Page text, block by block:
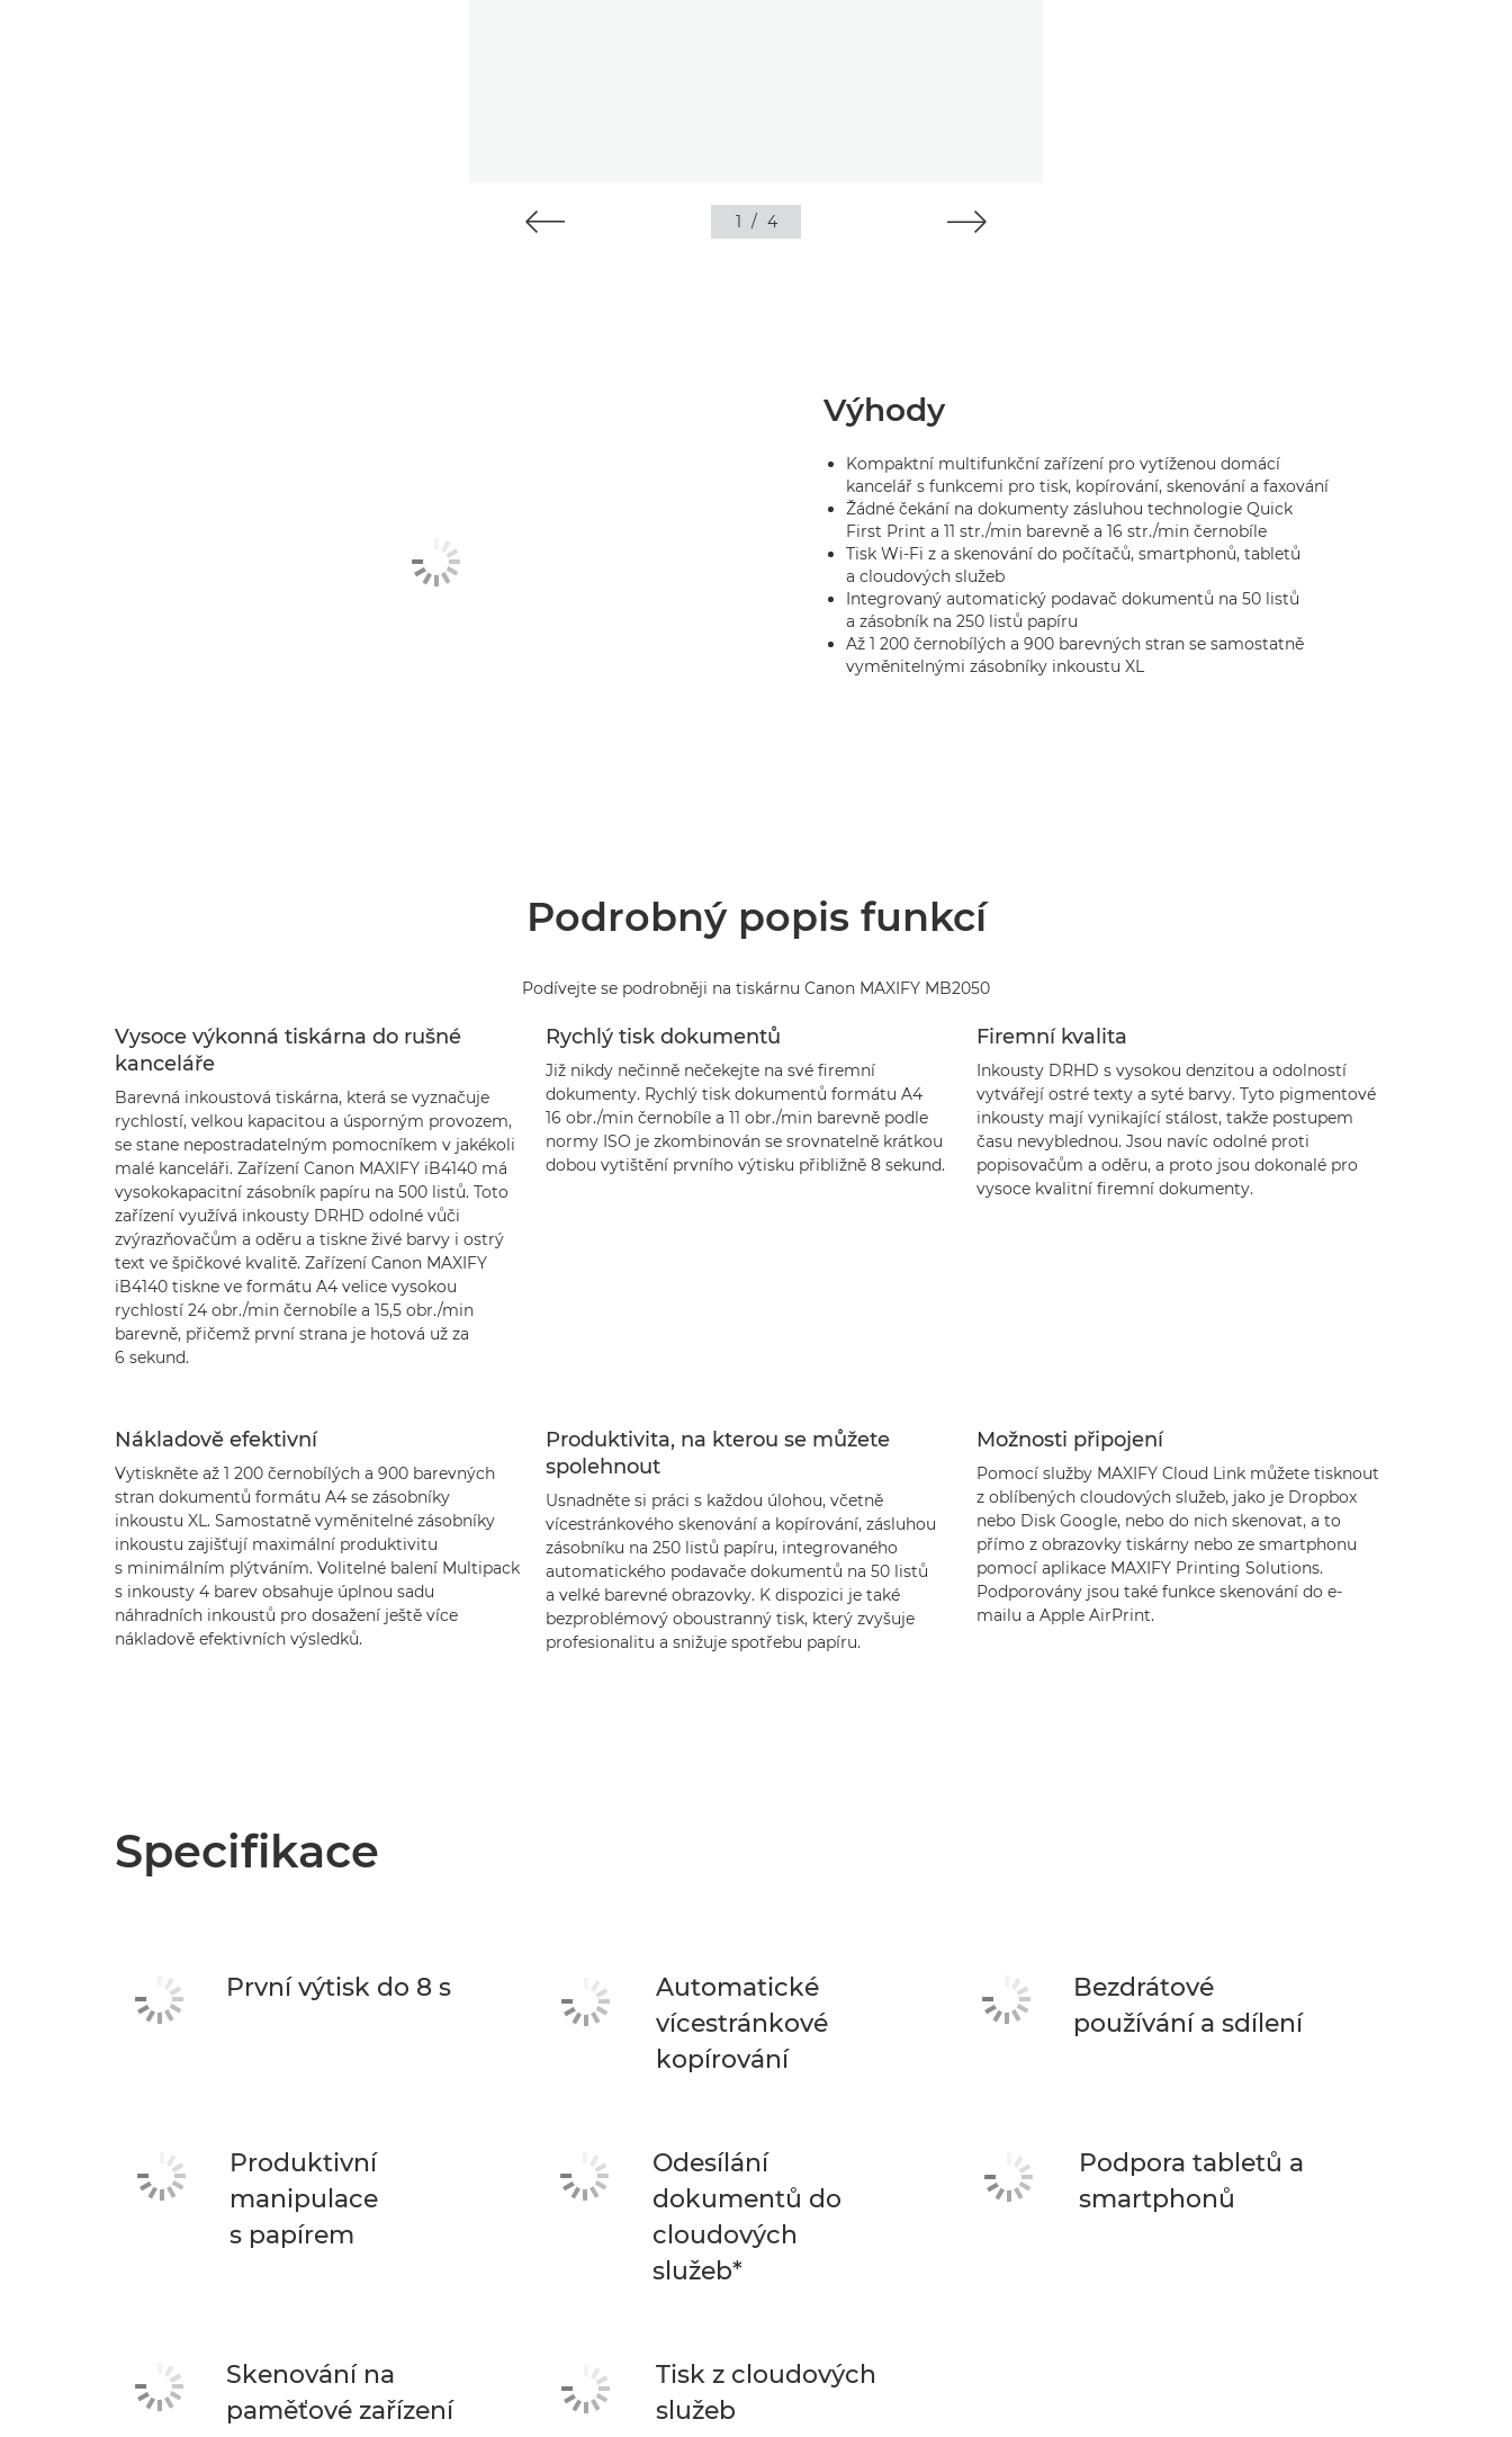
1 / 4
Výhody
Kompaktní multifunkční zařízení pro vytíženou domácí
kancelář s funkcemi pro tisk, kopírování, skenování a faxování
Žádné čekání na dokumenty zásluhou technologie Quick
First Print a 11 str./min barevně a 16 str./min černobíle
Tisk Wi-Fi z a skenování do počítačů, smartphonů, tabletů
a cloudových služeb
Integrovaný automatický podavač dokumentů na 50 listů
a zásobník na 250 listů papíru
Až 1 200 černobílých a 900 barevných stran se samostatně
vyměnitelnými zásobníky inkoustu XL
Podrobný popis funkcí
Podívejte se podrobněji na tiskárnu Canon MAXIFY MB2050
Vysoce výkonná tiskárna do rušné
kanceláře
Barevná inkoustová tiskárna, která se vyznačuje
rychlostí, velkou kapacitou a úsporným provozem,
se stane nepostradatelným pomocníkem v jakékoli
malé kanceláři. Zařízení Canon MAXIFY iB4140 má
vysokokapacitní zásobník papíru na 500 listů. Toto
zařízení využívá inkousty DRHD odolné vůči
zvýrazňovačům a oděru a tiskne živé barvy i ostrý
text ve špičkové kvalitě. Zařízení Canon MAXIFY
iB4140 tiskne ve formátu A4 velice vysokou
rychlostí 24 obr./min černobíle a 15,5 obr./min
barevně, přičemž první strana je hotová už za
6 sekund.
Rychlý tisk dokumentů
Již nikdy nečinně nečekejte na své firemní
dokumenty. Rychlý tisk dokumentů formátu A4
16 obr./min černobíle a 11 obr./min barevně podle
normy ISO je zkombinován se srovnatelně krátkou
dobou vytištění prvního výtisku přibližně 8 sekund.
Firemní kvalita
Inkousty DRHD s vysokou denzitou a odolností
vytvářejí ostré texty a syté barvy. Tyto pigmentové
inkousty mají vynikající stálost, takže postupem
času nevyblednou. Jsou navíc odolné proti
popisovačům a oděru, a proto jsou dokonalé pro
vysoce kvalitní firemní dokumenty.
Nákladově efektivní
Vytiskněte až 1 200 černobílých a 900 barevných
stran dokumentů formátu A4 se zásobníky
inkoustu XL. Samostatně vyměnitelné zásobníky
inkoustu zajišťují maximální produktivitu
s minimálním plýtváním. Volitelné balení Multipack
s inkousty 4 barev obsahuje úplnou sadu
náhradních inkoustů pro dosažení ještě více
nákladově efektivních výsledků.
Produktivita, na kterou se můžete
spolehnout
Usnadněte si práci s každou úlohou, včetně
vícestránkového skenování a kopírování, zásluhou
zásobníku na 250 listů papíru, integrovaného
automatického podavače dokumentů na 50 listů
a velké barevné obrazovky. K dispozici je také
bezproblémový oboustranný tisk, který zvyšuje
profesionalitu a snižuje spotřebu papíru.
Možnosti připojení
Pomocí služby MAXIFY Cloud Link můžete tisknout
z oblíbených cloudových služeb, jako je Dropbox
nebo Disk Google, nebo do nich skenovat, a to
přímo z obrazovky tiskárny nebo ze smartphonu
pomocí aplikace MAXIFY Printing Solutions.
Podporovány jsou také funkce skenování do e-
mailu a Apple AirPrint.
Specifikace
První výtisk do 8 s
Automatické
vícestránkové
kopírování
Bezdrátové
používání a sdílení
Produktivní
manipulace
s papírem
Odesílání
dokumentů do
cloudových
služeb*
Podpora tabletů a
smartphonů
Skenování na
paměťové zařízení
Tisk z cloudových
služeb